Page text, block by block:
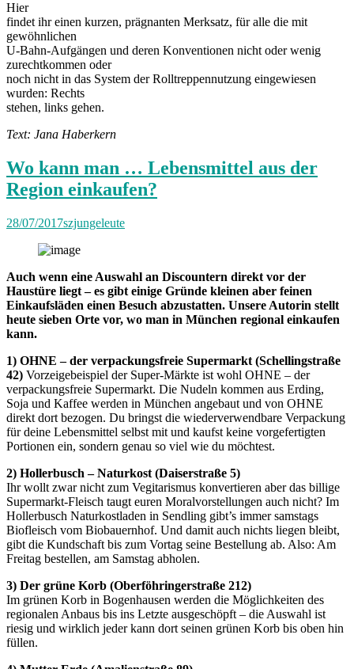
Hier
findet ihr einen kurzen, prägnanten Merksatz, für alle die mit
gewöhnlichen
U-Bahn-Aufgängen und deren Konventionen nicht oder wenig
zurechtkommen oder
noch nicht in das System der Rolltreppennutzung eingewiesen
wurden: Rechts
stehen, links gehen.
Text: Jana Haberkern
Wo kann man … Lebensmittel aus der
Region einkaufen?
28/07/2017szjungeleute
Auch wenn eine Auswahl an Discountern direkt vor der
Haustüre liegt – es gibt einige Gründe kleinen aber feinen
Einkaufsläden einen Besuch abzustatten. Unsere Autorin stellt
heute sieben Orte vor, wo man in München regional einkaufen
kann.
1) OHNE – der verpackungsfreie Supermarkt (Schellingstraße
42) Vorzeigebeispiel der Super-Märkte ist wohl OHNE – der
verpackungsfreie Supermarkt. Die Nudeln kommen aus Erding,
Soja und Kaffee werden in München angebaut und von OHNE
direkt dort bezogen. Du bringst die wiederverwendbare Verpackung
für deine Lebensmittel selbst mit und kaufst keine vorgefertigten
Portionen ein, sondern genau so viel wie du möchtest.
2) Hollerbusch – Naturkost (Daiserstraße 5)
Ihr wollt zwar nicht zum Vegitarismus konvertieren aber das billige
Supermarkt-Fleisch taugt euren Moralvorstellungen auch nicht? Im
Hollerbusch Naturkostladen in Sendling gibt’s immer samstags
Biofleisch vom Biobauernhof. Und damit auch nichts liegen bleibt,
gibt die Kundschaft bis zum Vortag seine Bestellung ab. Also: Am
Freitag bestellen, am Samstag abholen.
3) Der grüne Korb (Oberföhringerstraße 212)
Im grünen Korb in Bogenhausen werden die Möglichkeiten des
regionalen Anbaus bis ins Letzte ausgeschöpft – die Auswahl ist
riesig und wirklich jeder kann dort seinen grünen Korb bis oben hin
füllen.